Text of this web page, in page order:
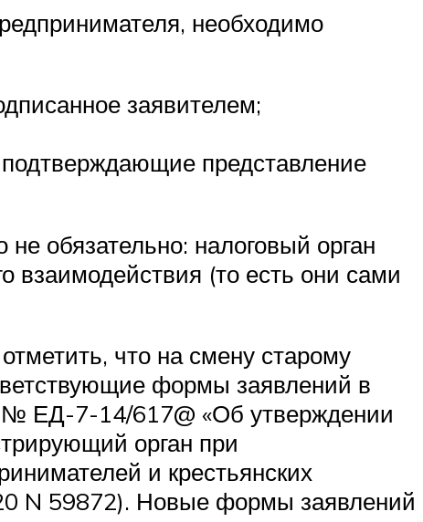
необходимо
заявителем;
представление
обязательно: налоговый орган
взаимодействия (то есть они сами
что на смену старому
формы заявлений в
ЕД-7-14/617@ «Об утверждении
орган при
и крестьянских
N 59872). Новые формы заявлений